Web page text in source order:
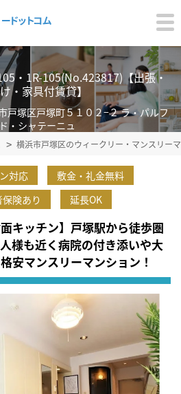
・1R-105(No.423817)【出張・
・家具付賃貸】
戸塚区戸塚町５１０２−２ ラ・パルフ
・シャテーニュ
横浜市戸塚区のウィークリー・マンスリー
対応
敷金・礼金無料
保険あり 延長OK
キッチン】戸塚駅から徒歩圏
様も近く病院の付き添いや大
安マンスリーマンション！